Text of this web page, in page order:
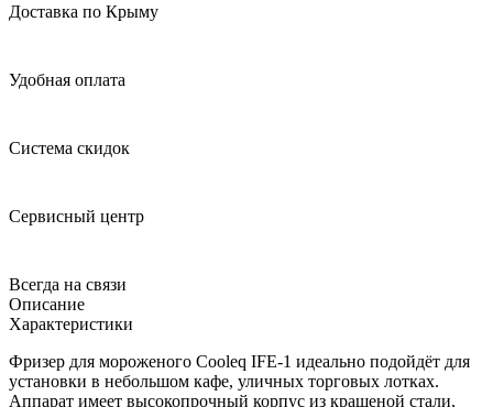
Доставка по Крыму
Удобная оплата
Система скидок
Сервисный центр
Всегда на связи
Описание
Характеристики
Фризер для мороженого Cooleq IFE-1 идеально подойдёт для
установки в небольшом кафе, уличных торговых лотках.
Аппарат имеет высокопрочный корпус из крашеной стали,